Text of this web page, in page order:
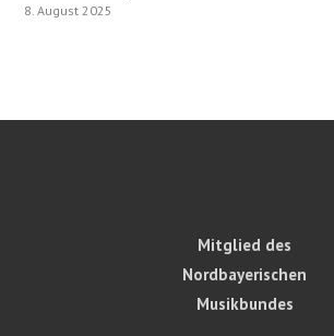
8. August 2025
Mitglied des
Nordbayerischen
Musikbundes